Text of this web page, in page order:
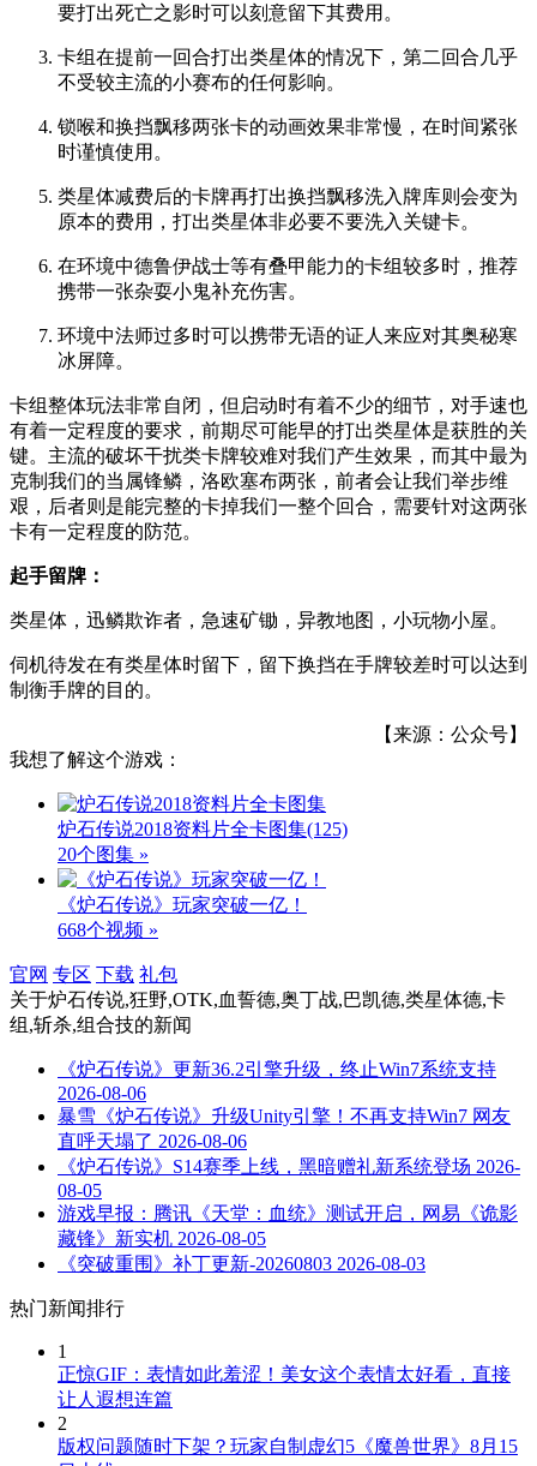
要打出死亡之影时可以刻意留下其费用。
卡组在提前一回合打出类星体的情况下，第二回合几乎
不受较主流的小赛布的任何影响。
锁喉和换挡飘移两张卡的动画效果非常慢，在时间紧张
时谨慎使用。
类星体减费后的卡牌再打出换挡飘移洗入牌库则会变为
原本的费用，打出类星体非必要不要洗入关键卡。
在环境中德鲁伊战士等有叠甲能力的卡组较多时，推荐
携带一张杂耍小鬼补充伤害。
环境中法师过多时可以携带无语的证人来应对其奥秘寒
冰屏障。
卡组整体玩法非常自闭，但启动时有着不少的细节，对手速也
有着一定程度的要求，前期尽可能早的打出类星体是获胜的关
键。主流的破坏干扰类卡牌较难对我们产生效果，而其中最为
克制我们的当属锋鳞，洛欧塞布两张，前者会让我们举步维
艰，后者则是能完整的卡掉我们一整个回合，需要针对这两张
卡有一定程度的防范。
起手留牌：
类星体，迅鳞欺诈者，急速矿锄，异教地图，小玩物小屋。
伺机待发在有类星体时留下，留下换挡在手牌较差时可以达到
制衡手牌的目的。
【来源：公众号】
我想了解这个游戏：
炉石传说2018资料片全卡图集(125)
20个图集 »
《炉石传说》玩家突破一亿！
668个视频 »
官网 专区 下载 礼包
关于炉石传说,狂野,OTK,血誓德,奥丁战,巴凯德,类星体德,卡
组,斩杀,组合技的新闻
《炉石传说》更新36.2引擎升级，终止Win7系统支持
2026-08-06
暴雪《炉石传说》升级Unity引擎！不再支持Win7 网友
直呼天塌了 2026-08-06
《炉石传说》S14赛季上线，黑暗赠礼新系统登场 2026-
08-05
游戏早报：腾讯《天堂：血统》测试开启，网易《诡影
藏锋》新实机 2026-08-05
《突破重围》补丁更新-20260803 2026-08-03
热门新闻排行
1
正惊GIF：表情如此羞涩！美女这个表情太好看，直接
让人遐想连篇
2
版权问题随时下架？玩家自制虚幻5《魔兽世界》8月15